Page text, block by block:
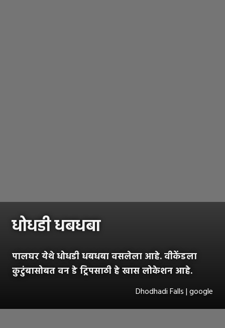
धोधडी धबधबा
पालघर येथे धोधडी धबधबा वसलेला आहे. वीकेंडला
कुटुंबासोबत वन डे ट्रिपसाठी हे खास लोकेशन आहे.
Dhodhadi Falls | google